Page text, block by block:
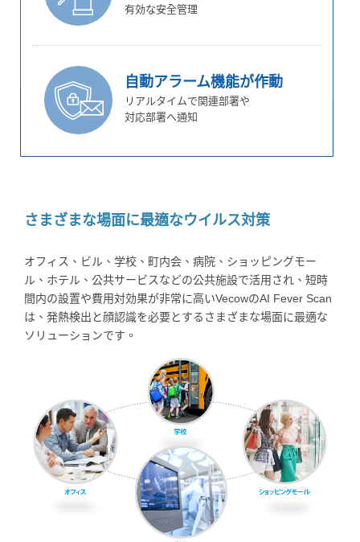
有効な安全管理
自動アラーム機能が作動
リアルタイムで関連部署や
対応部署へ通知
さまざまな場面に最適なウイルス対策
オフィス、ビル、学校、町内会、病院、ショッピングモー
ル、ホテル、公共サービスなどの公共施設で活用され、短時
間内の設置や費用対効果が非常に高いVecowのAI Fever Scan
は、発熱検出と顔認識を必要とするさまざまな場面に最適な
ソリューションです。